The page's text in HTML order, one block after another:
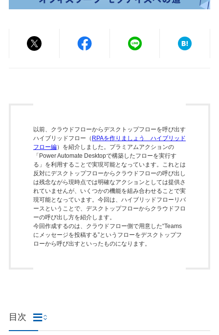
以前、クラウドフローからデスクトップフローを呼び出す
ハイブリッドフロー（ RPAを作りましょう ハイブリッド
フロー編）を紹介しました。プラミアムアクションの
「Power Automate Desktopで構築したフローを実行す
る」を利用することで実現可能となっています。これとは
反対にデスクトップフローからクラウドフローの呼び出し
は残念ながら現時点では明確なアクションとしては提供さ
れていませんが、いくつかの機能を組み合わせることで実
現可能となっています。今回は、ハイブリッドフローリバ
ースということで、デスクトップフローからクラウドフロ
ーの呼び出し方を紹介します。
今回作成するのは、クラウドフロー側で用意した“Teams
にメッセージを投稿する”というフローをデスクトップフ
ローから呼び出すといったものになります。
目次